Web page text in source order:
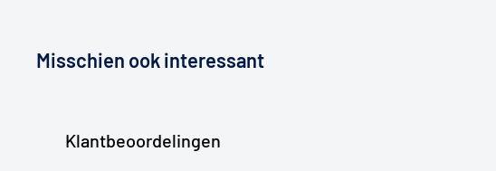
Misschien ook interessant
Klantbeoordelingen